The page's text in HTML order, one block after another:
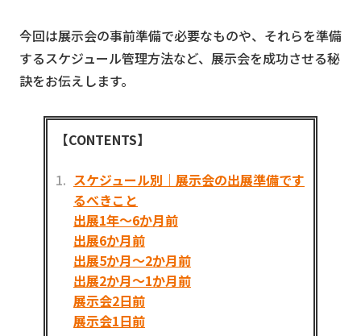
今回は展示会の事前準備で必要なものや、それらを準備
するスケジュール管理方法など、展示会を成功させる秘
訣をお伝えします。
【CONTENTS】
スケジュール別｜展示会の出展準備です
るべきこと
出展1年～6か月前
出展6か月前
出展5か月～2か月前
出展2か月～1か月前
展示会2日前
展示会1日前